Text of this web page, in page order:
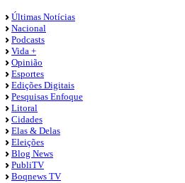
Últimas Notícias
Nacional
Podcasts
Vida +
Opinião
Esportes
Edições Digitais
Pesquisas Enfoque
Litoral
Cidades
Elas & Delas
Eleições
Blog News
PubliTV
Boqnews TV